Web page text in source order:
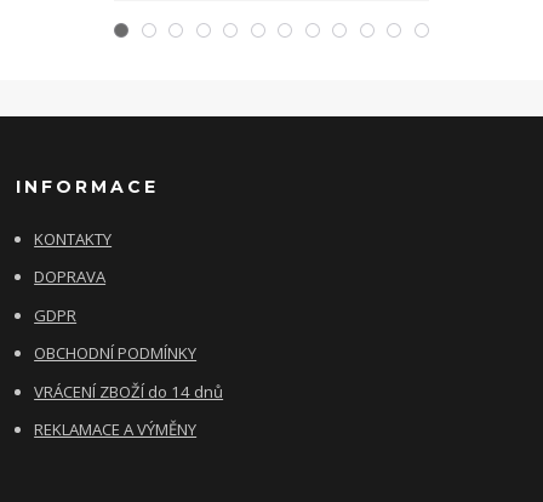
INFORMACE
KONTAKTY
DOPRAVA
GDPR
OBCHODNÍ PODMÍNKY
VRÁCENÍ ZBOŽÍ do 14 dnů
REKLAMACE A VÝMĚNY